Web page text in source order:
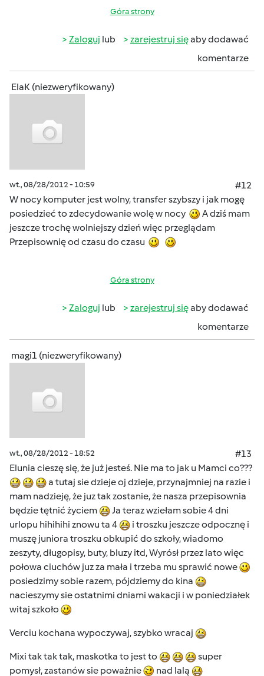
Góra strony
Zaloguj lub zarejestruj sięaby dodawać
komentarze
ElaK (niezweryfikowany)
wt., 08/28/2012 - 10:59
#12
W nocy komputer jest wolny, transfer szybszy i jak mogę
posiedzieć to zdecydowanie wolę w nocy
A dziś mam
jeszcze trochę wolniejszy dzień więc przeglądam
Przepisownię od czasu do czasu
Góra strony
Zaloguj lub zarejestruj sięaby dodawać
komentarze
magi1 (niezweryfikowany)
wt., 08/28/2012 - 18:52
#13
Elunia cieszę się, że już jesteś. Nie ma to jak u Mamci co???
a tutaj sie dzieje oj dzieje, przynajmniej na razie i
mam nadzieję, że juz tak zostanie, że nasza przepisownia
będzie tętnić życiem
Ja teraz wziełam sobie 4 dni
urlopu hihihihi znowu ta 4
i troszku jeszcze odpocznę i
muszę juniora troszku obkupić do szkoły, wiadomo
zeszyty, długopisy, buty, bluzy itd, Wyrósł przez lato więc
połowa ciuchów juz za mała i trzeba mu sprawić nowe
posiedzimy sobie razem, pójdziemy do kina
nacieszymy sie ostatnimi dniami wakacji i w poniedziałek
witaj szkoło
Verciu kochana wypoczywaj, szybko wracaj
Mixi tak tak tak, maskotka to jest to
super
pomysł, zastanów sie poważnie
nad lalą